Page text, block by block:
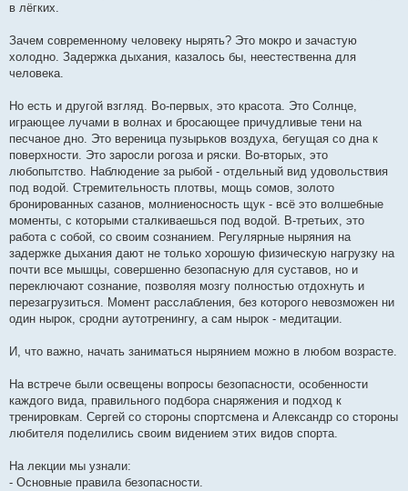
в лёгких.
Зачем современному человеку нырять? Это мокро и зачастую
холодно. Задержка дыхания, казалось бы, неестественна для
человека.
Но есть и другой взгляд. Во-первых, это красота. Это Солнце,
играющее лучами в волнах и бросающее причудливые тени на
песчаное дно. Это вереница пузырьков воздуха, бегущая со дна к
поверхности. Это заросли рогоза и ряски. Во-вторых, это
любопытство. Наблюдение за рыбой - отдельный вид удовольствия
под водой. Стремительность плотвы, мощь сомов, золото
бронированных сазанов, молниеносность щук - всё это волшебные
моменты, с которыми сталкиваешься под водой. В-третьих, это
работа с собой, со своим сознанием. Регулярные ныряния на
задержке дыхания дают не только хорошую физическую нагрузку на
почти все мышцы, совершенно безопасную для суставов, но и
переключают сознание, позволяя мозгу полностью отдохнуть и
перезагрузиться. Момент расслабления, без которого невозможен ни
один нырок, сродни аутотренингу, а сам нырок - медитации.
И, что важно, начать заниматься нырянием можно в любом возрасте.
На встрече были освещены вопросы безопасности, особенности
каждого вида, правильного подбора снаряжения и подход к
тренировкам. Сергей со стороны спортсмена и Александр со стороны
любителя поделились своим видением этих видов спорта.
На лекции мы узнали:
- Основные правила безопасности.